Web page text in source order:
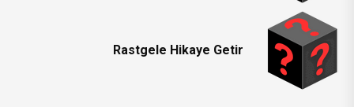
Rastgele Hikaye Getir